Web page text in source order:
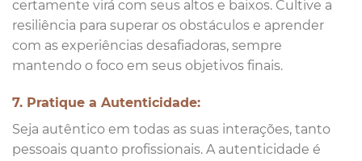
certamente virá com seus altos e baixos. Cultive a
resiliência para superar os obstáculos e aprender
com as experiências desafiadoras, sempre
mantendo o foco em seus objetivos finais.
7. Pratique a Autenticidade:
Seja autêntico em todas as suas interações, tanto
pessoais quanto profissionais. A autenticidade é